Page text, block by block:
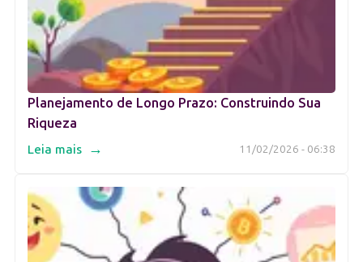
Planejamento de Longo Prazo: Construindo Sua
Riqueza
11/02/2026 - 06:38
Leia mais →